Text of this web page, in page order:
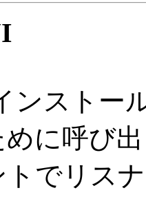
ンストー
に呼び
トでリス